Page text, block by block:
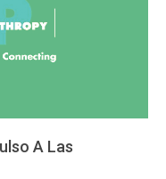
A Las